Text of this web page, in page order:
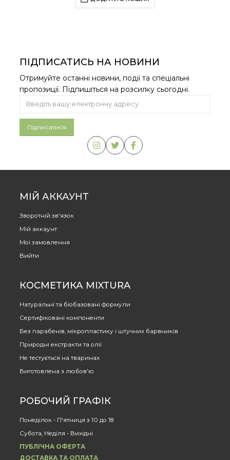
ПІДПИСАТИСЬ НА НОВИНИ
Отримуйте останні новини, події та спеціальні
пропозиції. Підпишіться на розсилку сьогодні.
МІЙ АККАУНТ
Зворотній зв'язок
Мій аккаунт
Мої замовлення
Вийти
КОСМЕТИКА MIXTURA
Натуральні та біобазовані формули
Сертифіковані компоненти
Без парабенів, мікропластику і штучних барвників
Природні екстракти та олії
Не тестується на тваринах
Виготовлена з любов'ю
РОБОЧИЙ ГРАФІК
Понеділок - П'ятниця з 10 до 18
Субота, Неділя - Вихідні
ПУБЛІЧНА ОФЕРТА
ДОСТАВКА ТА ОПЛАТА